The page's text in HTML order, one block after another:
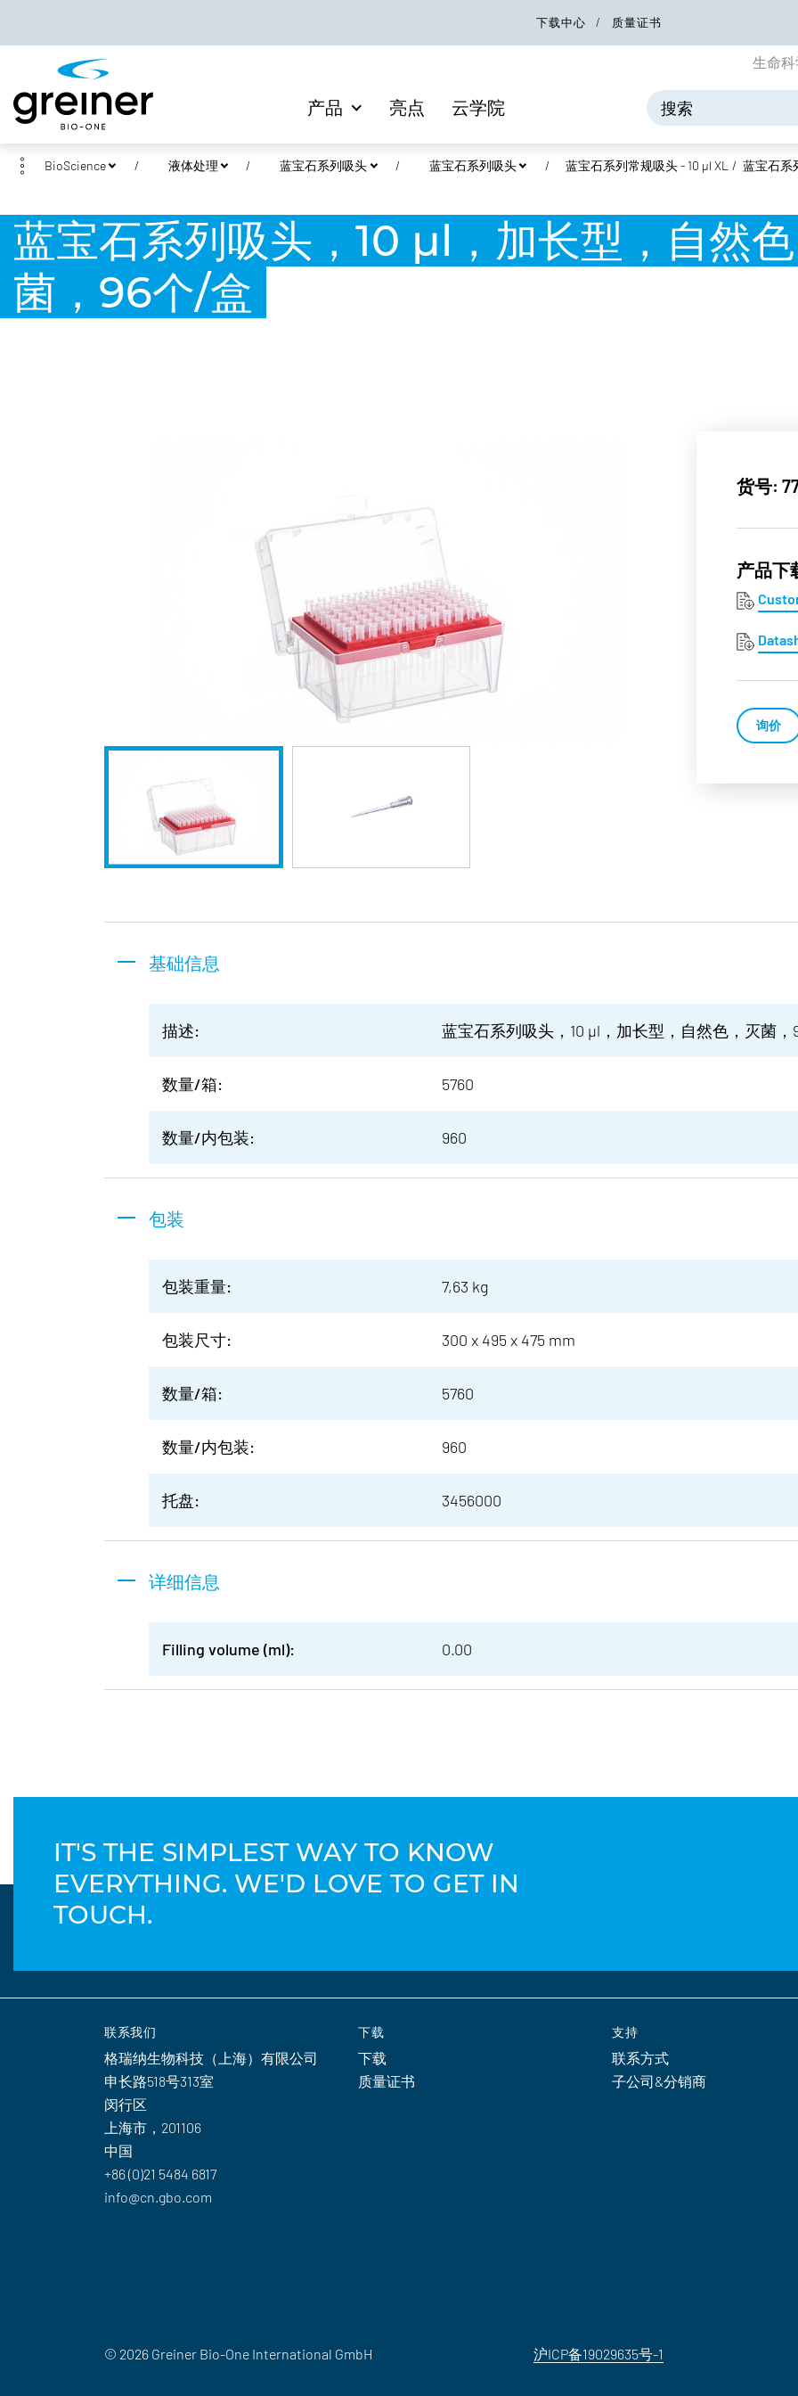
下载中心 质量证书
产品 亮点 云学院
生命
BioScience 液体处理 蓝宝石系列吸头 蓝宝石系列吸头 蓝宝石系列常规吸头 - 10 µl XL 蓝宝石系
蓝宝石系列吸头，10 µl，加长型，自然
菌，96个/盒
货号:
产品下
询价
基础信息
描述: 蓝宝石系列吸头，10 µl，加长型，自然色，灭菌，
数量/箱: 5760
数量/内包装: 960
包装
包装重量: 7,63 kg
包装尺寸: 300 x 495 x 475 mm
数量/箱: 5760
数量/内包装: 960
托盘: 3456000
详细信息
Filling volume (ml): 0.00
IT'S THE SIMPLEST WAY TO KNOW
EVERYTHING. WE'D LOVE TO GET IN
TOUCH.
联系我们
格瑞纳生物科技（上海）有限公司
申长路518号313室
闵行区
上海市，201106
中国
+86 (0)21 5484 6817
info@cn.gbo.com
下载
下载
质量证书
支持
联系方式
子公司&分销商
© 2026 Greiner Bio-One International GmbH 沪ICP备19029635号-1